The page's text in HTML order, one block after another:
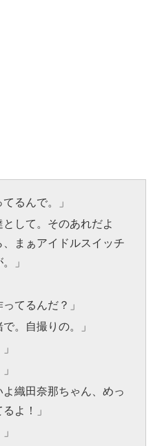
るんで。」
として。そのあれだよ
まぁアイドルスイッチ
」
てるんだ？」
。自撮りの。」
よ織田奈那ちゃん、めっ
よ！」